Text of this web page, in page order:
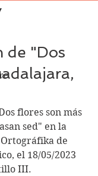
de "Dos
flores son más
sed" en la
de
el 18/05/2023
III.